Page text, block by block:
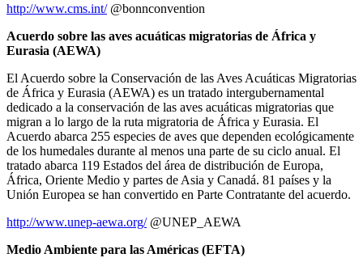
http://www.cms.int/@bonnconvention
Acuerdo sobre las aves acuáticas migratorias de África y
Eurasia (AEWA)
El Acuerdo sobre la Conservación de las Aves Acuáticas Migratorias
de África y Eurasia (AEWA) es un tratado intergubernamental
dedicado a la conservación de las aves acuáticas migratorias que
migran a lo largo de la ruta migratoria de África y Eurasia. El
Acuerdo abarca 255 especies de aves que dependen ecológicamente
de los humedales durante al menos una parte de su ciclo anual. El
tratado abarca 119 Estados del área de distribución de Europa,
África, Oriente Medio y partes de Asia y Canadá. 81 países y la
Unión Europea se han convertido en Parte Contratante del acuerdo.
http://www.unep-aewa.org/@UNEP_AEWA
Medio Ambiente para las Américas (EFTA)